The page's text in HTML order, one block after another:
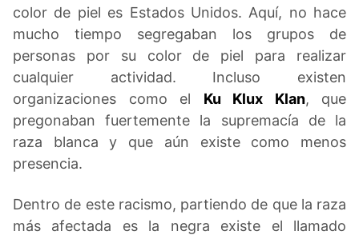
color de piel es Estados Unidos. Aquí, no hace
mucho tiempo segregaban los grupos de
personas por su color de piel para realizar
cualquier actividad. Incluso existen
organizaciones como el Ku Klux Klan, que
pregonaban fuertemente la supremacía de la
raza blanca y que aún existe como menos
presencia.
Dentro de este racismo, partiendo de que la raza
más afectada es la negra existe el llamado